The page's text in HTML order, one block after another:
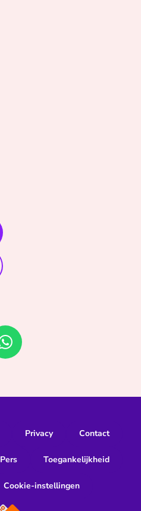
Privacy Contact
Pers Toegankelijkheid
Cookie-instellingen